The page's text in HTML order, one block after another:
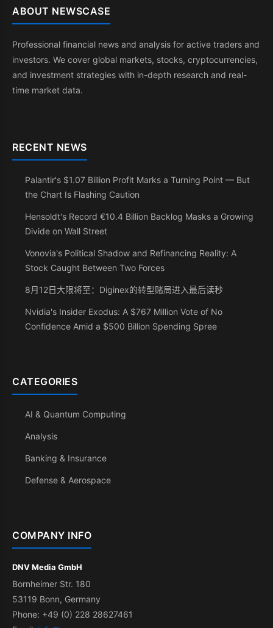
ABOUT NEWSCASE
Professional financial news and analysis for active traders and
investors. We cover global markets, stocks, cryptocurrencies,
and investment strategies with in-depth research and real-
time market data.
RECENT NEWS
Palantir's $1.07 Billion Profit Marks a Turning Point — But
the Chart Is Flashing Caution
Hensoldt's Record €10.4 Billion Backlog Masks a Growing
Divide on Wall Street
Vonovia's Political Shadow and Refinancing Reality: A
Stock Caught Between Two Forces
8月12日大限将至：Diginex的转型赌局进入最后读秒
Nvidia's Insider Exodus: A $767 Million Vote of No
Confidence Amid a $500 Billion Spending Spree
CATEGORIES
AI & Quantum Computing
Analysis
Banking & Insurance
Defense & Aerospace
COMPANY INFO
DNV Media GmbH
Bornheimer Str. 180
53119 Bonn, Germany
Phone: +49 (0) 228 28627461